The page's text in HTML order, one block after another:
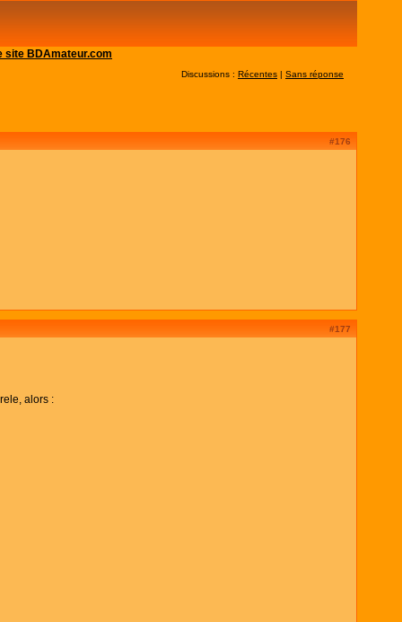
site BDAmateur.com
Discussions : Récentes | Sans réponse
#176
#177
alors :